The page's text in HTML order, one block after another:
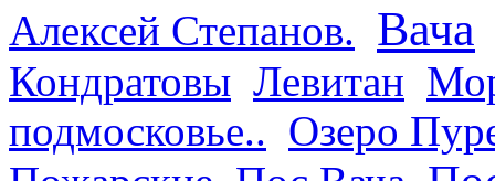
Алексей Степанов. Вача
Кондратовы Левитан
подмосковье.. Озеро